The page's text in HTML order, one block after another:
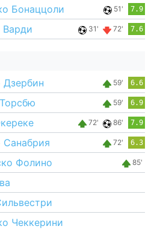
Бонаццоли 51' 7.9
31' 72' 7.6
Дзербин 59' 6.6
59' 6.9
72' 86' 7.9
Санабрия 72' 6.3
Фолино 85'
Чеккерини